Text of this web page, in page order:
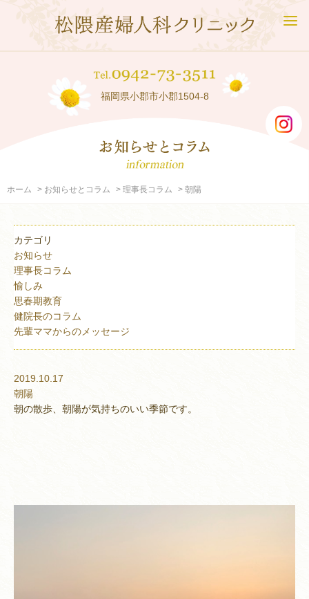
福岡県小郡市小郡1504-8
ホーム お知らせとコラム 理事長コラム 朝陽
カテゴリ
お知らせ
理事長コラム
愉しみ
思春期教育
健院長のコラム
先輩ママからのメッセージ
2019.10.17
朝陽
朝の散歩、朝陽が気持ちのいい季節です。